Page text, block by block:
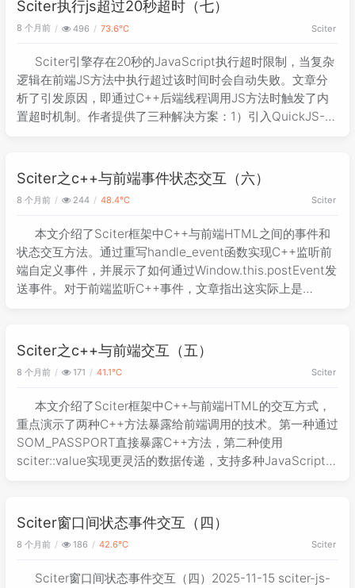
Sciter执行js超过20秒超时（七）
8 个月前 496 73.6℃ Sciter
Sciter引擎存在20秒的JavaScript执行超时限制，当复杂
逻辑在前端JS方法中执行超过该时间时会自动失败。文章分
析了引发原因，即通过C++后端线程调用JS方法时触发了内
置超时机制。作者提供了三种解决方案：1）引入QuickJS-
授权获取源码自行修改（深度玩家适用）。重点介绍了第二种
方法的详细操作步骤，包括使用HxD工具修改sciter.dll文件中
20秒超时设置的具体字节序列替换过程。
Sciter之c++与前端事件状态交互（六）
8 个月前 244 48.4℃ Sciter
本文介绍了Sciter框架中C++与前端HTML之间的事件和
状态交互方法。通过重写handle_event函数实现C++监听前
端自定义事件，并展示了如何通过Window.this.postEvent发
送事件。对于前端监听C++事件，文章指出这实际上是
和原生集成的桌面应用开发。文中包含完整的代码示例和运行
效果截图，演示了双向通信的实现方式。
Sciter之c++与前端交互（五）
8 个月前 171 41.1℃ Sciter
本文介绍了Sciter框架中C++与前端HTML的交互方式，
重点演示了两种C++方法暴露给前端调用的技术。第一种通过
SOM_PASSPORT直接暴露C++方法，第二种使用
sciter::value实现更灵活的数据传递，支持多种JavaScript数
调用方式。这些技术在构建高性能桌面应用时非常实用，能实
现原生代码与UI的高效交互。
Sciter窗口间状态事件交互（四）
8 个月前 186 42.6℃ Sciter
Sciter窗口间状态事件交互（四）2025-11-15 sciter-js-